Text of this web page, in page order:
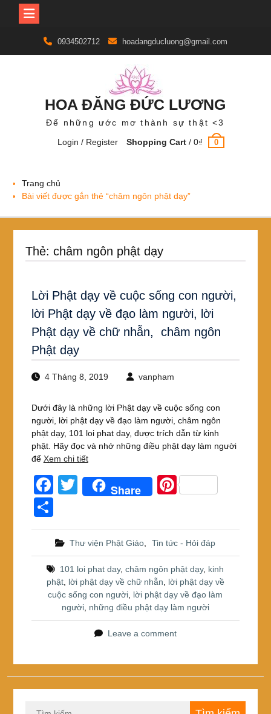
content
0934502712 hoadangducluong@gmail.com
HOA ĐĂNG ĐỨC LƯƠNG
Để những ước mơ thành sự thật <3
Login / Register
Shopping Cart /0₫ 0
Trang chủ
Bài viết được gắn thẻ “châm ngôn phật dạy”
Thẻ: châm ngôn phật dạy
Lời Phật dạy về cuộc sống con người,
lời Phật dạy về đạo làm người, lời
Phật dạy về chữ nhẫn, châm ngôn
Phật dạy
4 Tháng 8, 2019 vanpham
Dưới đây là những lời Phật dạy về cuộc sống con
người, lời phật dạy về đạo làm người, châm ngôn
phật dạy, 101 loi phat day, được trích dẫn từ kinh
phật. Hãy đọc và nhớ những điều phật dạy làm người
để Xem chi tiết
F
a
c
e
b
o
o
k
T
er
Share
Pi
e
st
h
ar
e
Thư viện Phật Giáo Tin tức - Hỏi đáp
101 loi phat day,châm ngôn phật dạy, kinh
phật, lời phật dạy về chữ nhẫn
lời phật dạy về
cuộc sống con người lời phật dạy về đạo làm
người, những điều phật dạy làm người
Leave a comment